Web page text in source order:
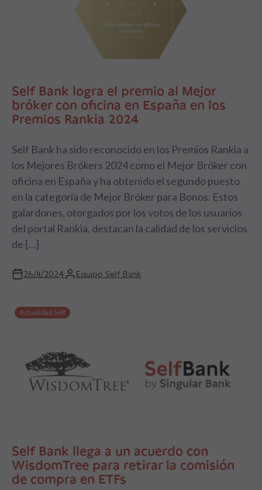
Self Bank logra el premio al Mejor
bróker con oficina en España en los
Premios Rankia 2024
Self Bank ha sido reconocido en los Premios Rankia a
los Mejores Brókers 2024 como el Mejor Bróker con
oficina en España y ha obtenido el segundo puesto
en la categoría de Mejor Bróker para Bonos. Estos
galardones, otorgados por los votos de los usuarios
del portal Rankia, destacan la calidad de los servicios
de […]
26/11/2024 Equipo Self Bank
Actualidad Self
Self Bank llega a un acuerdo con
WisdomTree para retirar la comisión
de compra en ETFs